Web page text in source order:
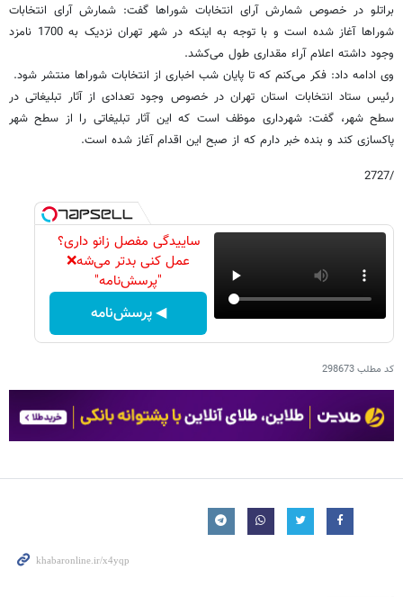
براتلو در خصوص شمارش آرای انتخابات شوراها گفت: شمارش آرای انتخابات
شوراها آغاز شده است و با توجه به اینکه در شهر تهران نزدیک به 1700 نامزد
وجود داشته اعلام آراء مقداری طول می‌کشد.
وی ادامه داد: فکر می‌کنم که تا پایان شب اخباری از انتخابات شوراها منتشر شود.
رئیس ستاد انتخابات استان تهران در خصوص وجود تعدادی از آثار تبلیغاتی در
سطح شهر، گفت: شهرداری موظف است که این آثار تبلیغاتی را از سطح شهر
پاکسازی کند و بنده خبر دارم که از صبح این اقدام آغاز شده است.
/2727
ساییدگی مفصل زانو داری؟
عمل کنی بدتر می‌شه❌
"پرسش‌نامه"
◀ پرسش‌نامه
کد مطلب298673